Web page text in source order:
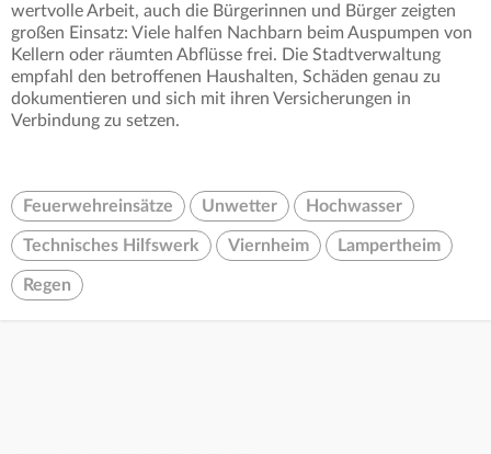
wertvolle Arbeit, auch die Bürgerinnen und Bürger zeigten
großen Einsatz: Viele halfen Nachbarn beim Auspumpen von
Kellern oder räumten Abflüsse frei. Die Stadtverwaltung
empfahl den betroffenen Haushalten, Schäden genau zu
dokumentieren und sich mit ihren Versicherungen in
Verbindung zu setzen.
Feuerwehreinsätze Unwetter Hochwasser
Technisches Hilfswerk Viernheim Lampertheim
Regen